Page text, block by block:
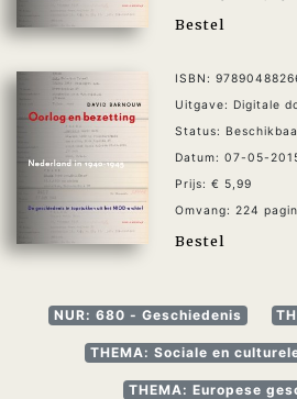
Bestel
ISBN:
Uitgave: Digitale
Status:
Datum: 07-05-
Prijs: € 5,99
Omvang: 224
Bestel
NUR: 680 - Geschiedenis
THEMA: Sociale en
THEMA: Europese